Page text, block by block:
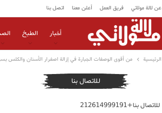
عن لالة مولاتي فريق العمل أعلن معنا اتصل بنا
أخبار الطبخ
الرئيسية من أقوى الوصفات الجبارة في إزالة اصفرار الأسنان والكلس
للاتصال بنا
للاتصال بنا+212614999191